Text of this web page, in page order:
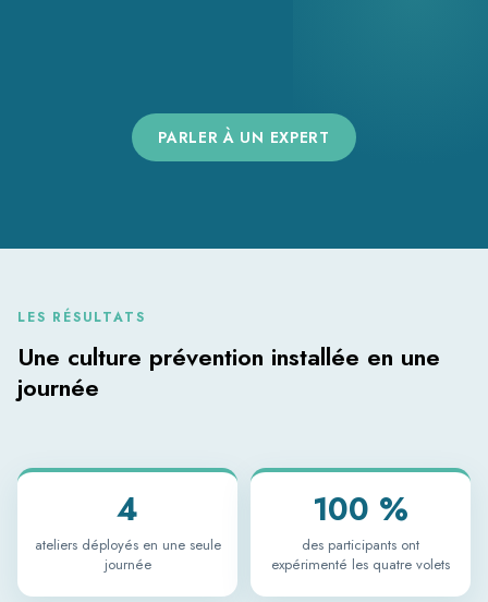
PARLER À UN EXPERT
LES RÉSULTATS
Une culture prévention installée en une
journée
4
ateliers déployés en une seule
journée
100 %
des participants ont
expérimenté les quatre volets